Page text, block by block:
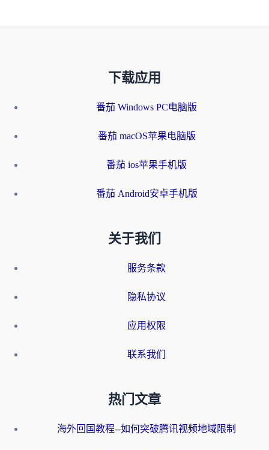
下载应用
番茄 Windows PC电脑版
番茄 macOS苹果电脑版
番茄 ios苹果手机版
番茄 Android安卓手机版
关于我们
服务条款
隐私协议
应用权限
联系我们
热门文章
海外回国教程--如何突破腾讯视频地域限制